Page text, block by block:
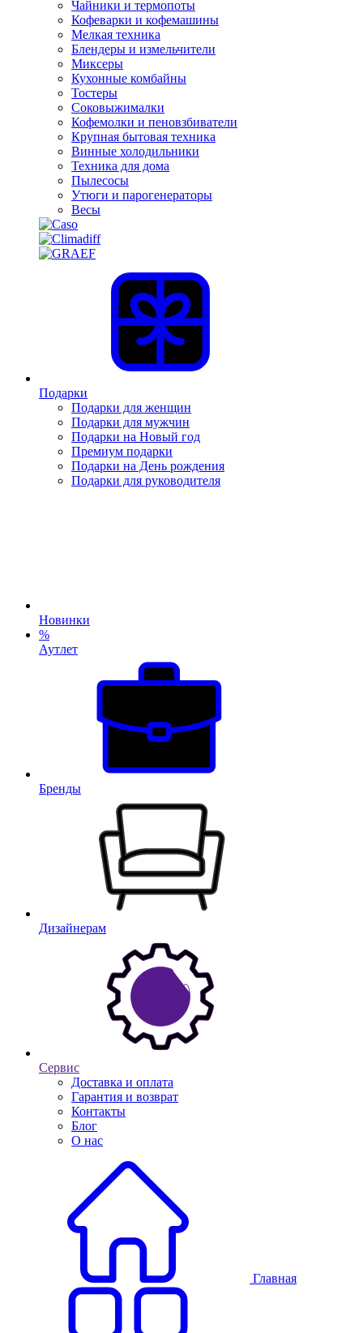
Чайники и термопоты
Кофеварки и кофемашины
Мелкая техника
Блендеры и измельчители
Миксеры
Кухонные комбайны
Тостеры
Соковыжималки
Кофемолки и пеновзбиватели
Крупная бытовая техника
Винные холодильники
Техника для дома
Пылесосы
Утюги и парогенераторы
Весы
Подарки
Подарки для женщин
Подарки для мужчин
Подарки на Новый год
Премиум подарки
Подарки на День рождения
Подарки для руководителя
Новинки
%
Аутлет
Бренды
Дизайнерам
Сервис
Доставка и оплата
Гарантия и возврат
Контакты
Блог
О нас
Главная